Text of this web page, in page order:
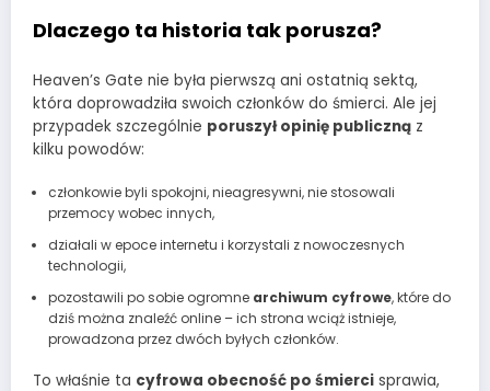
Dlaczego ta historia tak porusza?
Heaven’s Gate nie była pierwszą ani ostatnią sektą,
która doprowadziła swoich członków do śmierci. Ale jej
przypadek szczególnie poruszył opinię publiczną z
kilku powodów:
członkowie byli spokojni, nieagresywni, nie stosowali
przemocy wobec innych,
działali w epoce internetu i korzystali z nowoczesnych
technologii,
pozostawili po sobie ogromne archiwum cyfrowe, które do
dziś można znaleźć online – ich strona wciąż istnieje,
prowadzona przez dwóch byłych członków.
To właśnie ta cyfrowa obecność po śmierci sprawia,